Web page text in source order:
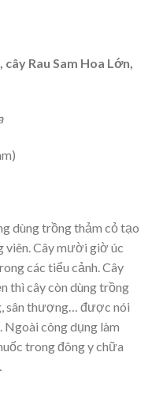
Rau Sam Hoa Lớn,
dùng trồng thảm cỏ tạo
viên. Cây mười giờ úc
các tiểu cảnh. Cây
thì cây còn dùng trồng
sân thượng… được nói
công dụng làm
trong đông y chữa